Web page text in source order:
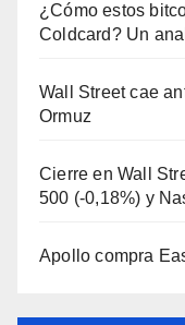
¿Cómo estos
Coldcard? Un
Wall Street cae
Ormuz
Cierre en Wall
500 (-0,18%) y
Apollo compra